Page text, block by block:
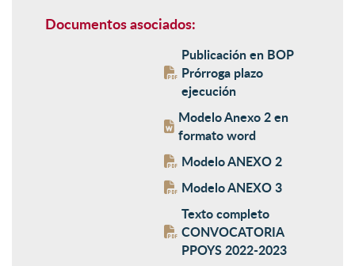
Documentos asociados:
Publicación en BOP
Prórroga plazo
ejecución
Modelo Anexo 2 en
formato word
Modelo ANEXO 2
Modelo ANEXO 3
Texto completo
CONVOCATORIA
PPOYS 2022-2023